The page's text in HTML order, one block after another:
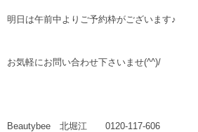
明日は午前中よりご予約枠がございます♪
お気軽にお問い合わせ下さいませ(^^)/
Beautybee 北堀江 0120-117-606